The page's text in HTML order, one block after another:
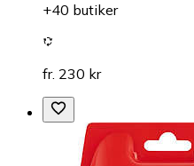
+40 butiker
fr. 230 kr